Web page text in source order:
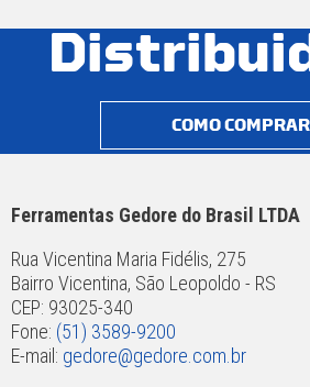
COMO
Ferramentas Gedore do Brasil LTDA
Rua Vicentina Maria Fidélis, 275
Bairro Vicentina, São Leopoldo - RS
CEP: 93025-340
Fone: (51) 3589-9200
E-mail: gedore@gedore.com.br